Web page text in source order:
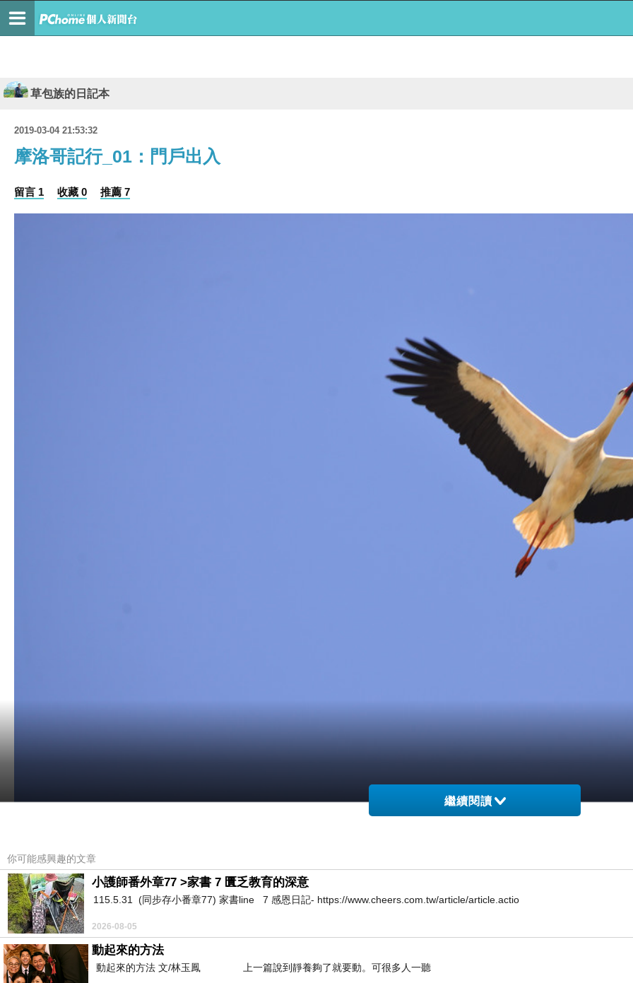
草包族的日記本
2019-03-04 21:53:32
摩洛哥記行_01：門戶出入
留言 1 收藏 0 推薦 7
歷史更迭、殖民時代，自然發展出不同於其他阿拉伯民族的文化，這部份和台灣又有些相似感。
繼續閱讀
你可能感興趣的文章
小護師番外章77 >家書 7 匱乏教育的深意
115.5.31 (同步存小番章77) 家書line 7 感恩日記- https://www.cheers.com.tw/article/article.actio
2026-08-05
動起來的方法
動起來的方法 文/林玉鳳 上一篇說到靜養夠了就要動。可很多人一聽